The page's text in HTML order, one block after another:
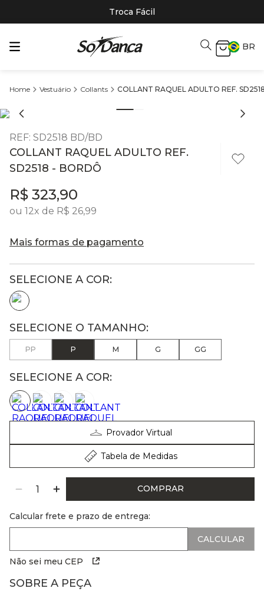
Troca Fácil
BR
Vestuário Collants COLLANT RAQUEL ADULTO REF.
REF: SD2518 BD/BD
COLLANT RAQUEL ADULTO REF.
SD2518 - BORDÔ
R$ 323,90
ou 12x de R$ 26,99
Mais formas de pagamento
PP P M G GG
SELECIONE A COR:
Provador Virtual
Tabela de Medidas
COMPRAR
Calcular frete e prazo de entrega:
Não sei meu CEP
SOBRE A PEÇA